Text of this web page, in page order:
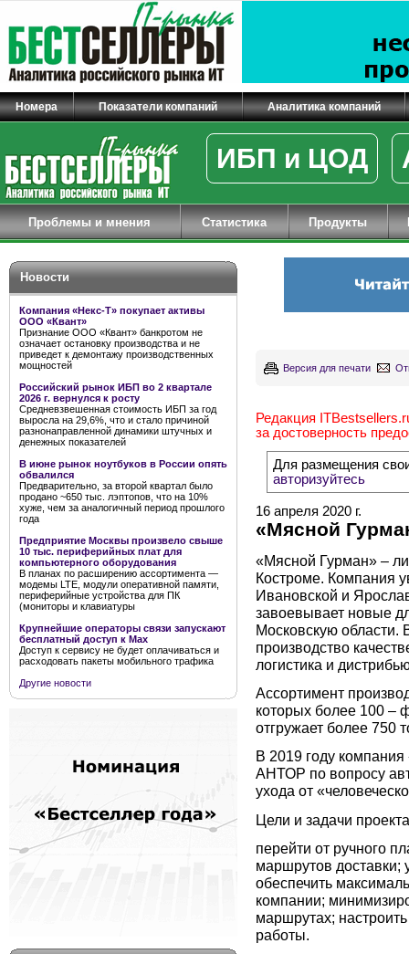
Номера Показатели компаний Аналитика компаний
ИБП и ЦОД
Проблемы и мнения Статистика Продукты
Новости
Компания «Некс-Т» покупает активы
ООО «Квант»
Признание ООО «Квант» банкротом не
означает остановку производства и не
приведет к демонтажу производственных
мощностей
Российский рынок ИБП во 2 квартале
2026 г. вернулся к росту
Средневзвешенная стоимость ИБП за год
выросла на 29,6%, что и стало причиной
разнонаправленной динамики штучных и
денежных показателей
В июне рынок ноутбуков в России опять
обвалился
Предварительно, за второй квартал было
продано ~650 тыс. лэптопов, что на 10%
хуже, чем за аналогичный период прошлого
года
Предприятие Москвы произвело свыше
10 тыс. периферийных плат для
компьютерного оборудования
В планах по расширению ассортимента —
модемы LTE, модули оперативной памяти,
периферийные устройства для ПК
(мониторы и клавиатуры
Крупнейшие операторы связи запускают
бесплатный доступ к Мах
Доступ к сервису не будет оплачиваться и
расходовать пакеты мобильного трафика
Другие новости
Версия для печати
Редакция
за достоверность
Для размещения
авторизуйтесь
16 апреля 2020 г.
«Мясной
«Мясной Гурман» –
Костроме. Компания
Ивановской и
завоевывает новые
Московскую области.
производство
логистика и
Ассортимент
которых более 100 –
отгружает более 750
В 2019 году
АНТОР по вопросу
ухода от
Цели и задачи
перейти от ручного
маршрутов доставки;
обеспечить
компании;
маршрутах;
работы.